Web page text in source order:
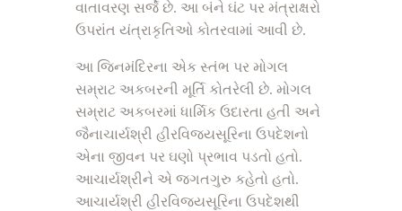
વાતાવરણ સર્જે છે. આ બંને ઘંટ પર મંત્રાક્ષરો
ઉપરાંત યંત્રાકૃતિઓ કોતરવામાં આવી છે.
આ જિનમંદિરના એક સ્તંભ પર મોગલ
સમ્રાટ અકબરની મૂર્તિ કોતરેલી છે. મોગલ
સમ્રાટ અકબરમાં ધાર્મિક ઉદારતા હતી અને
જૈનાચાર્યશ્રી હીરવિજયસૂરિના ઉપદેશનો
એના જીવન પર ઘણો પ્રભાવ પડતો હતો.
આચાર્યશ્રીને એ જગતગુરુ કહેતો હતો.
આચાર્યશ્રી હીરવિજયસૂરિના ઉપદેશથી